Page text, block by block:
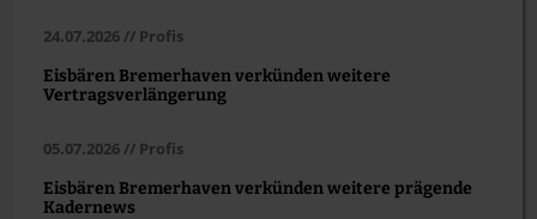
24.07.2026 // Profis
Eisbären Bremerhaven verkünden weitere
Vertragsverlängerung
05.07.2026 // Profis
Eisbären Bremerhaven verkünden weitere prägende
Kadernews